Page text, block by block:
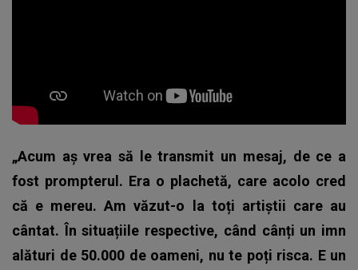
„Acum aș vrea să le transmit un mesaj, de ce a
fost prompterul. Era o plachetă, care acolo cred
că e mereu. Am văzut-o la toți artiștii care au
cântat. În situațiile respective, când cânți un imn
alături de 50.000 de oameni, nu te poți risca. E un